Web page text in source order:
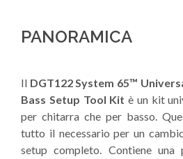
PANORAMICA
Il DGT122 System 65™
Bass Setup Tool Kit è un kit
per chitarra che per basso.
tutto il necessario per un
setup completo. Contiene una